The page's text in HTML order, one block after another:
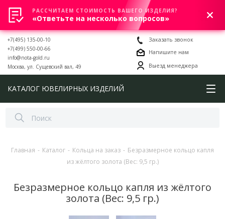
0
+7(495) 135-00-10
+7(499) 550-00-66
info@nota-gold.ru
Москва, ул. Сущевский вал, 49
Заказать звонок
Напишите нам
Выезд менеджера
КАТАЛОГ ЮВЕЛИРНЫХ ИЗДЕЛИЙ
Главная - Каталог - Кольца на заказ - Безразмерное кольцо капля
из жёлтого золота (Вес: 9,5 гр.)
Безразмерное кольцо капля из жёлтого
золота (Вес: 9,5 гр.)
РАССЧИТАЕМ СТОИМОСТЬ ВАШЕГО ИЗДЕЛИЯ?
«Ответьте на несколько вопросов»